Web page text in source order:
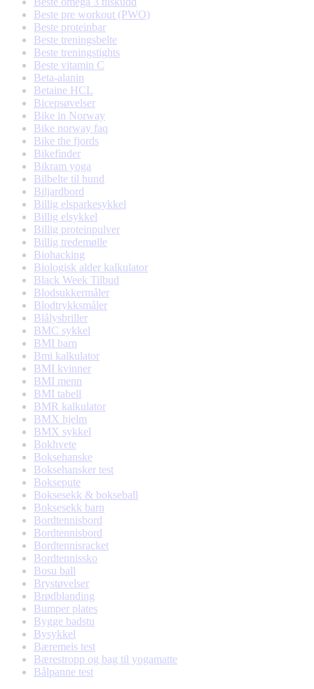
Beste pre workout (PWO)
Beste proteinbar
Beste treningsbelte
Beste treningstights
Beste vitamin C
Beta-alanin
Betaine HCL
Bicepsøvelser
Bike in Norway
Bike norway faq
Bike the fjords
Bikefinder
Bikram yoga
Bilbelte til hund
Biljardbord
Billig elsparkesykkel
Billig elsykkel
Billig proteinpulver
Billig tredemølle
Biohacking
Biologisk alder kalkulator
Black Week Tilbud
Blodsukkermåler
Blodtrykksmåler
Blålysbriller
BMC sykkel
BMI barn
Bmi kalkulator
BMI kvinner
BMI menn
BMI tabell
BMR kalkulator
BMX hjelm
BMX sykkel
Bokhvete
Boksehanske
Boksehansker test
Boksepute
Boksesekk & bokseball
Boksesekk barn
Bordtennisbord
Bordtennisbord
Bordtennisracket
Bordtennissko
Bosu ball
Brystøvelser
Brødblanding
Bumper plates
Bygge badstu
Bysykkel
Bæremeis test
Bærestropp og bag til yogamatte
Bålpanne test